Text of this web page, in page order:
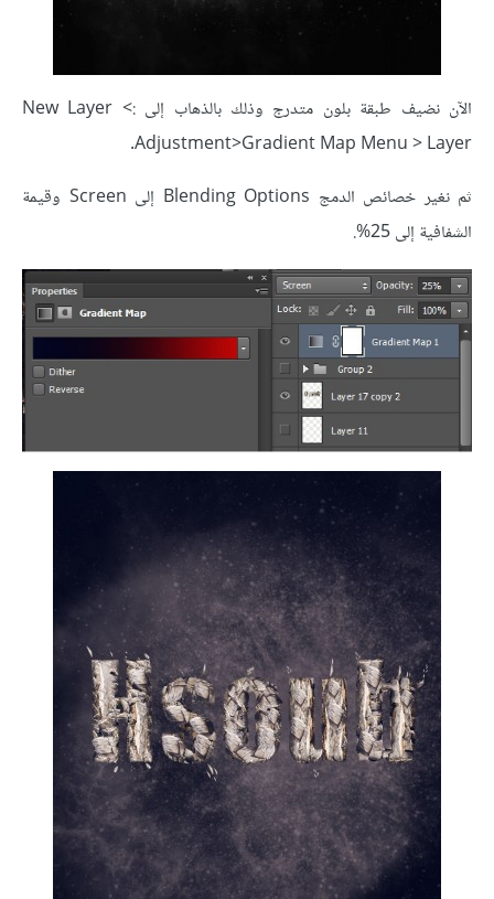
الآن نضيف طبقة بلون متدرج وذلك بالذهاب إلى :> New Layer
Adjustment>Gradient Map Menu > Layer.
ثم نغير خصائص الدمج Blending Options إلى Screen وقيمة
الشفافية إلى 25%.